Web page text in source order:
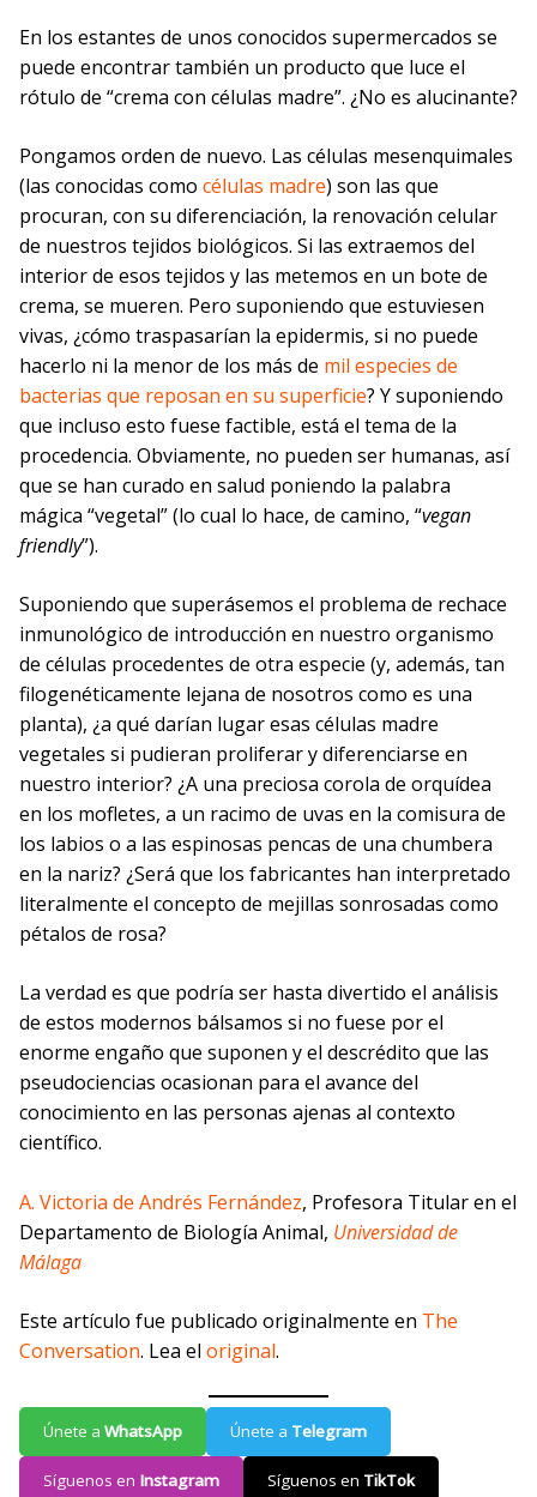
En los estantes de unos conocidos supermercados se
puede encontrar también un producto que luce el
rótulo de “crema con células madre”. ¿No es alucinante?
Pongamos orden de nuevo. Las células mesenquimales
(las conocidas como células madre) son las que
procuran, con su diferenciación, la renovación celular
de nuestros tejidos biológicos. Si las extraemos del
interior de esos tejidos y las metemos en un bote de
crema, se mueren. Pero suponiendo que estuviesen
vivas, ¿cómo traspasarían la epidermis, si no puede
hacerlo ni la menor de los más de mil especies de
bacterias que reposan en su superficie? Y suponiendo
que incluso esto fuese factible, está el tema de la
procedencia. Obviamente, no pueden ser humanas, así
que se han curado en salud poniendo la palabra
mágica “vegetal” (lo cual lo hace, de camino, “vegan
friendly”).
Suponiendo que superásemos el problema de rechace
inmunológico de introducción en nuestro organismo
de células procedentes de otra especie (y, además, tan
filogenéticamente lejana de nosotros como es una
planta), ¿a qué darían lugar esas células madre
vegetales si pudieran proliferar y diferenciarse en
nuestro interior? ¿A una preciosa corola de orquídea
en los mofletes, a un racimo de uvas en la comisura de
los labios o a las espinosas pencas de una chumbera
en la nariz? ¿Será que los fabricantes han interpretado
literalmente el concepto de mejillas sonrosadas como
pétalos de rosa?
La verdad es que podría ser hasta divertido el análisis
de estos modernos bálsamos si no fuese por el
enorme engaño que suponen y el descrédito que las
pseudociencias ocasionan para el avance del
conocimiento en las personas ajenas al contexto
científico.
A. Victoria de Andrés Fernández, Profesora Titular en el
Departamento de Biología Animal, Universidad de
Málaga
Este artículo fue publicado originalmente en The
Conversation. Lea el original.
Únete a WhatsApp Únete a Telegram
Síguenos en Instagram Síguenos en TikTok